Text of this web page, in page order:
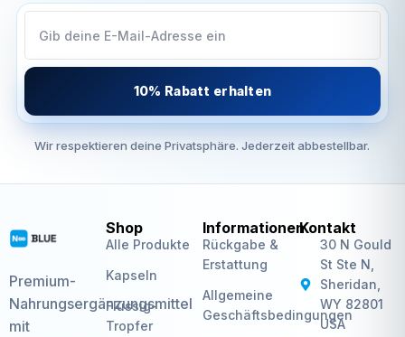
10% Rabatt erhalten
Wir respektieren deine Privatsphäre. Jederzeit abbestellbar.
Premium-
Nahrungsergänzungsmittel
mit
Shop
Alle Produkte
Kapseln
Flüssig-
Tropfer
Informationen
Rückgabe &
Erstattung
Allgemeine
Geschäftsbedingungen
Kontakt
30 N Gould
St Ste N,
Sheridan,
WY 82801
USA